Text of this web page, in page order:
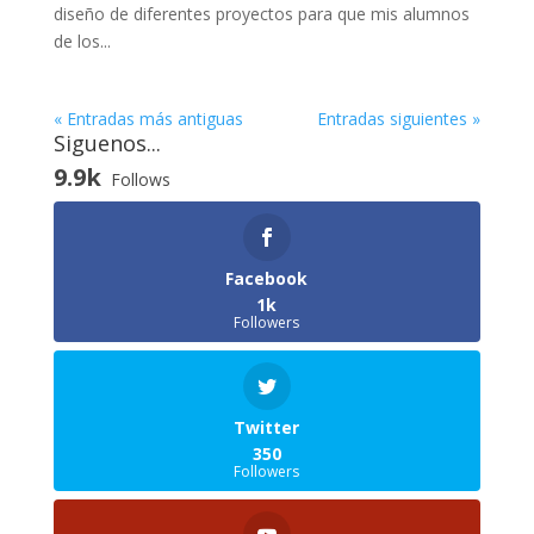
diseño de diferentes proyectos para que mis alumnos
de los...
« Entradas más antiguas Entradas siguientes »
Siguenos...
9.9k Follows
Facebook
1k
Followers
Twitter
350
Followers